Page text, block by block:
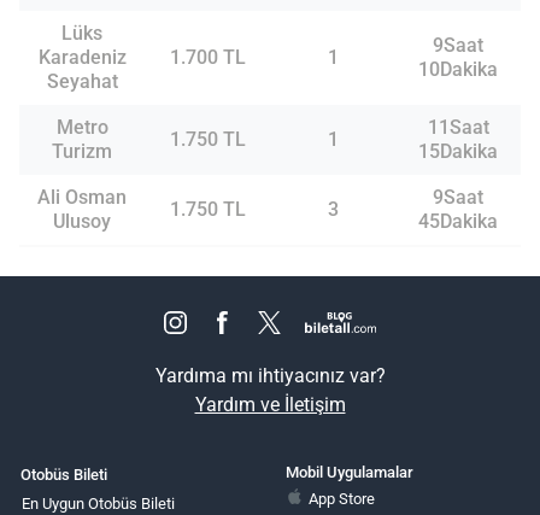
Lüks
Karadeniz
Seyahat
1.700 TL 1
9Saat
10Dakika
Metro
Turizm
1.750 TL 1
11Saat
15Dakika
Ali Osman
Ulusoy
1.750 TL 3
9Saat
45Dakika
Yardıma mı ihtiyacınız var?
Yardım ve İletişim
Otobüs Bileti
En Uygun Otobüs Bileti
Mobil Uygulamalar
App Store